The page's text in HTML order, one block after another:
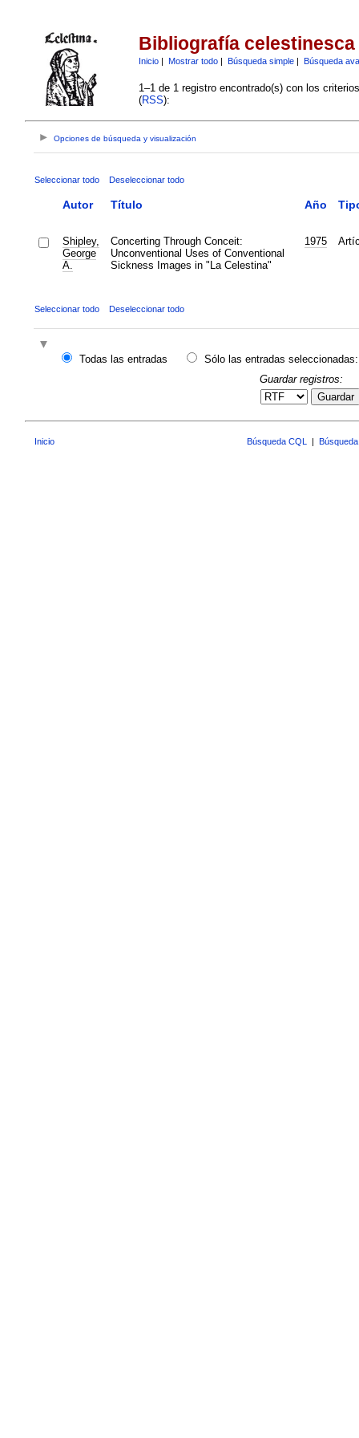
Bibliografía celestinesca
Inicio| Mostrar todo| Búsqueda simple| Búsqueda
1–1 de 1 registro encontrado(s) con los
(RSS):
Opciones de búsqueda y visualización
Seleccionar todo Deseleccionar todo
Autor Título Año
Shipley,
George
A.
Concerting Through Conceit:
Unconventional Uses of Conventional
Sickness Images in "La Celestina"
1975
Seleccionar todo Deseleccionar todo
Todas las entradas
Sólo las entradas seleccionadas:
Guardar registros:
Guardar
Inicio Búsqueda CQL